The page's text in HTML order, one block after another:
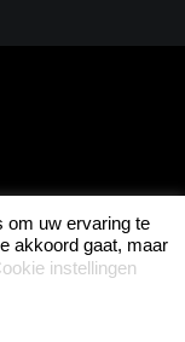
om uw ervaring te
akkoord gaat, maar
instellingen
ASK JOEL • ASK JOEL • ASK JOEL •